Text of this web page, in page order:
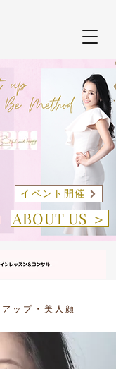
イベント開催
ABOUT US ＞
ップ・美人顔